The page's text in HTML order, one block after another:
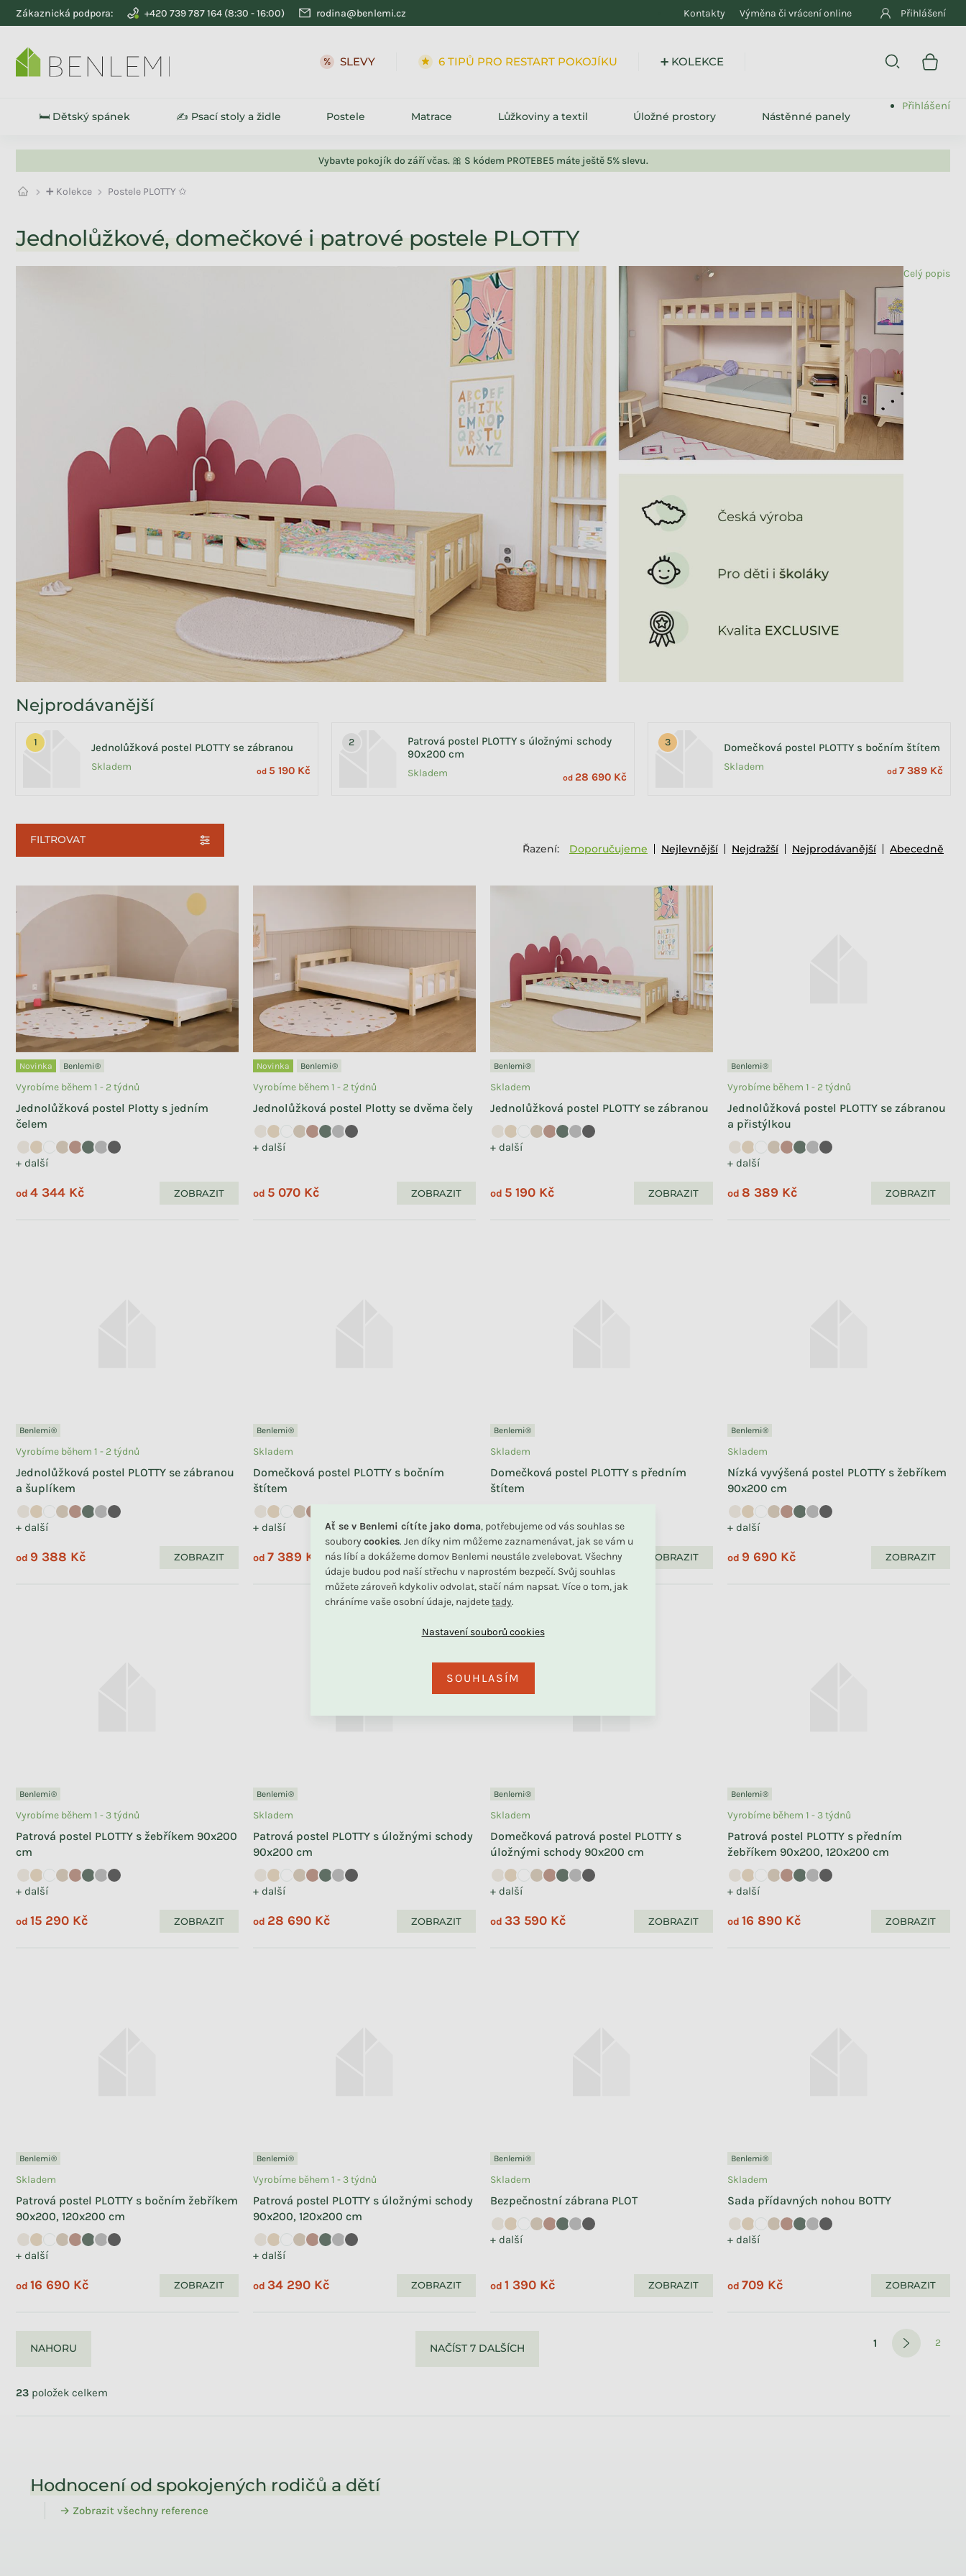
Ať se v Benlemi cítíte jako doma, potřebujeme od vás souhlas se
soubory cookies. Jen díky nim můžeme zaznamenávat, jak se vám u
nás líbí a dokážeme domov Benlemi neustále zvelebovat. Všechny
údaje budou pod naší střechu v naprostém bezpečí. Svůj souhlas
můžete zároveň kdykoliv odvolat, stačí nám napsat. Více o tom, jak
chráníme vaše osobní údaje, najdetetady.
SOUHLASÍM
Přejít na obsah
Vybavte pokojík do září včas. 🎀 S kódem PROTEBE5 máte ještě 5% slevu.
Zákaznická podpora: +420 739 787 164 rodina@benlemi.cz Kontakty Výměna či vrácení online Přihlášení
SLEVY 6 TIPŮ PRO RESTART POKOJÍKU ➕ KOLEKCE
🛏️ Dětský spánek ✍️ Psací stoly a židle Postele Matrace Lůžkoviny a textil Úložné prostory Nástěnné panely
Přihlášení
➕ Kolekce Postele PLOTTY ✩
Na skladě 12
6
Vyvýšená postel 1
7
1
Barvy
Přírodní 23
Růžová 23
23
80x200 cm 8
90x160 cm 8
90x190 cm
120x190 cm
120x200 cm
140x200 cm 8
75 cm 1
97 cm
90x200,120x200 cm
Jednolůžkové, domečkové i patrové postele PLOTTY
Celý popis
Nejprodávanější
Jednolůžková postel PLOTTY se zábranou
Skladem od 5 190 Kč
Patrová postel PLOTTY s úložnými schody
90x200 cm
Skladem od 28 690 Kč
Domečková postel PLOTTY s bočním štítem
Skladem od 7 389 Kč
FILTROVAT
Doporučujeme Nejlevnější Nejdražší Nejprodávanější Abecedně
Výpis produktů
Novinka Benlemi®
Jednolůžková postel Plotty s jedním
čelem
+ další
Vyrobíme během 1 - 2 týdnů
od 4 344 Kč ZOBRAZIT
Novinka Benlemi®
Jednolůžková postel Plotty se dvěma čely
+ další
Vyrobíme během 1 - 2 týdnů
od 5 070 Kč ZOBRAZIT
Benlemi®
Jednolůžková postel PLOTTY se zábranou
+ další
Skladem
od 5 190 Kč ZOBRAZIT
Benlemi®
Jednolůžková postel PLOTTY se zábranou
a přistýlkou
+ další
Vyrobíme během 1 - 2 týdnů
od 8 389 Kč ZOBRAZIT
Benlemi®
Jednolůžková postel PLOTTY se zábranou
a šuplíkem
+ další
Vyrobíme během 1 - 2 týdnů
od 9 388 Kč ZOBRAZIT
Benlemi®
Domečková postel PLOTTY s bočním
štítem
+ další
Skladem
od 7 389 Kč ZOBRAZIT
Benlemi®
Domečková postel PLOTTY s předním
štítem
+ další
Skladem
od 7 490 Kč ZOBRAZIT
Benlemi®
Nízká vyvýšená postel PLOTTY s žebříkem
90x200 cm
+ další
Skladem
od 9 690 Kč ZOBRAZIT
Benlemi®
Patrová postel PLOTTY s žebříkem 90x200
cm
+ další
Vyrobíme během 1 - 3 týdnů
od 15 290 Kč ZOBRAZIT
Benlemi®
Patrová postel PLOTTY s úložnými schody
90x200 cm
+ další
Skladem
od 28 690 Kč ZOBRAZIT
Benlemi®
Domečková patrová postel PLOTTY s
úložnými schody 90x200 cm
+ další
Skladem
od 33 590 Kč ZOBRAZIT
Benlemi®
Patrová postel PLOTTY s předním
žebříkem 90x200, 120x200 cm
+ další
Vyrobíme během 1 - 3 týdnů
od 16 890 Kč ZOBRAZIT
Benlemi®
Patrová postel PLOTTY s bočním žebříkem
90x200, 120x200 cm
+ další
Skladem
od 16 690 Kč ZOBRAZIT
Benlemi®
Patrová postel PLOTTY s úložnými schody
90x200, 120x200 cm
+ další
Vyrobíme během 1 - 3 týdnů
od 34 290 Kč ZOBRAZIT
Benlemi®
Bezpečnostní zábrana PLOT
+ další
Skladem
od 1 390 Kč ZOBRAZIT
Benlemi®
Sada přídavných nohou BOTTY
+ další
Skladem
od 709 Kč ZOBRAZIT
NAČÍST 7 DALŠÍCH 1 2
23 položek celkem
NAHORU
Hodnocení od spokojených rodičů a dětí
→ Zobrazit všechny reference